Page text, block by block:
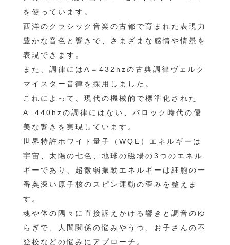
を使っています。
西洋のクラシック音楽の古都で育まれた表現力
豊かな音色と響きで、さまざまな感情や情景を
表現できます。
また、調律にはA＝432hzの古典調律ヴェルク
マイスター音律を採用しました。
これによって、現代の機械的で標準化された
A=440hzの調律にはない、バロック時代の優
美な響きを実現しています。
世界特許ホワイト量子（WQE）エネルギーは
宇宙、太陽の七色、地球の磁場の3つのエネル
ギーであり、超微弱振動エネルギーは細胞の一
番奥深い原子核のスピン運動の歪みを整えま
す。
魂や体の隅々に直接訴えかける響きと調音のゆ
らぎで、人間関係の悩みやうつ、お子さんの不
登校などの悩みにアプローチ。